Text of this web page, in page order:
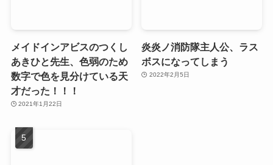
メイドインアビスのつくし
あきひと先生、色弱のため
数字で色を見分けている天
才だった！！！
2021年1月22日
炎炎ノ消防隊主人公、ラス
ボスになってしまう
2022年2月5日